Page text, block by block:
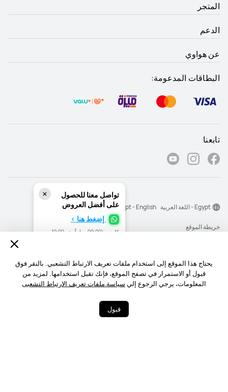
يحتاج هذا الموقع إلى استخدام ملفات تعريف الارتباط التشعبي. بالنقر فوق
قبول أو الاستمرار في تصفح الموقع، فإنك تقبل استخدامها. لمزيد من
المعلومات، يرجي الرجوع إلي سياسة ملفات تعريف الارتباط التشعبى
قبول
تواصل معنا للحصول
على أفضل العروض
إضغط هنا >
كل يوم (09:00 صباحاً حتي 10:00
المتجر
الدعم
عن هواوي
البطاقات المدعومة:
تابعنا
‎©2026 Huawei Device Co., Ltd. All rights reserved.‎
خريطة الموقع
بيان الخصوصية
الكوكيز
Egypt - اللغة العربية Egypt - English